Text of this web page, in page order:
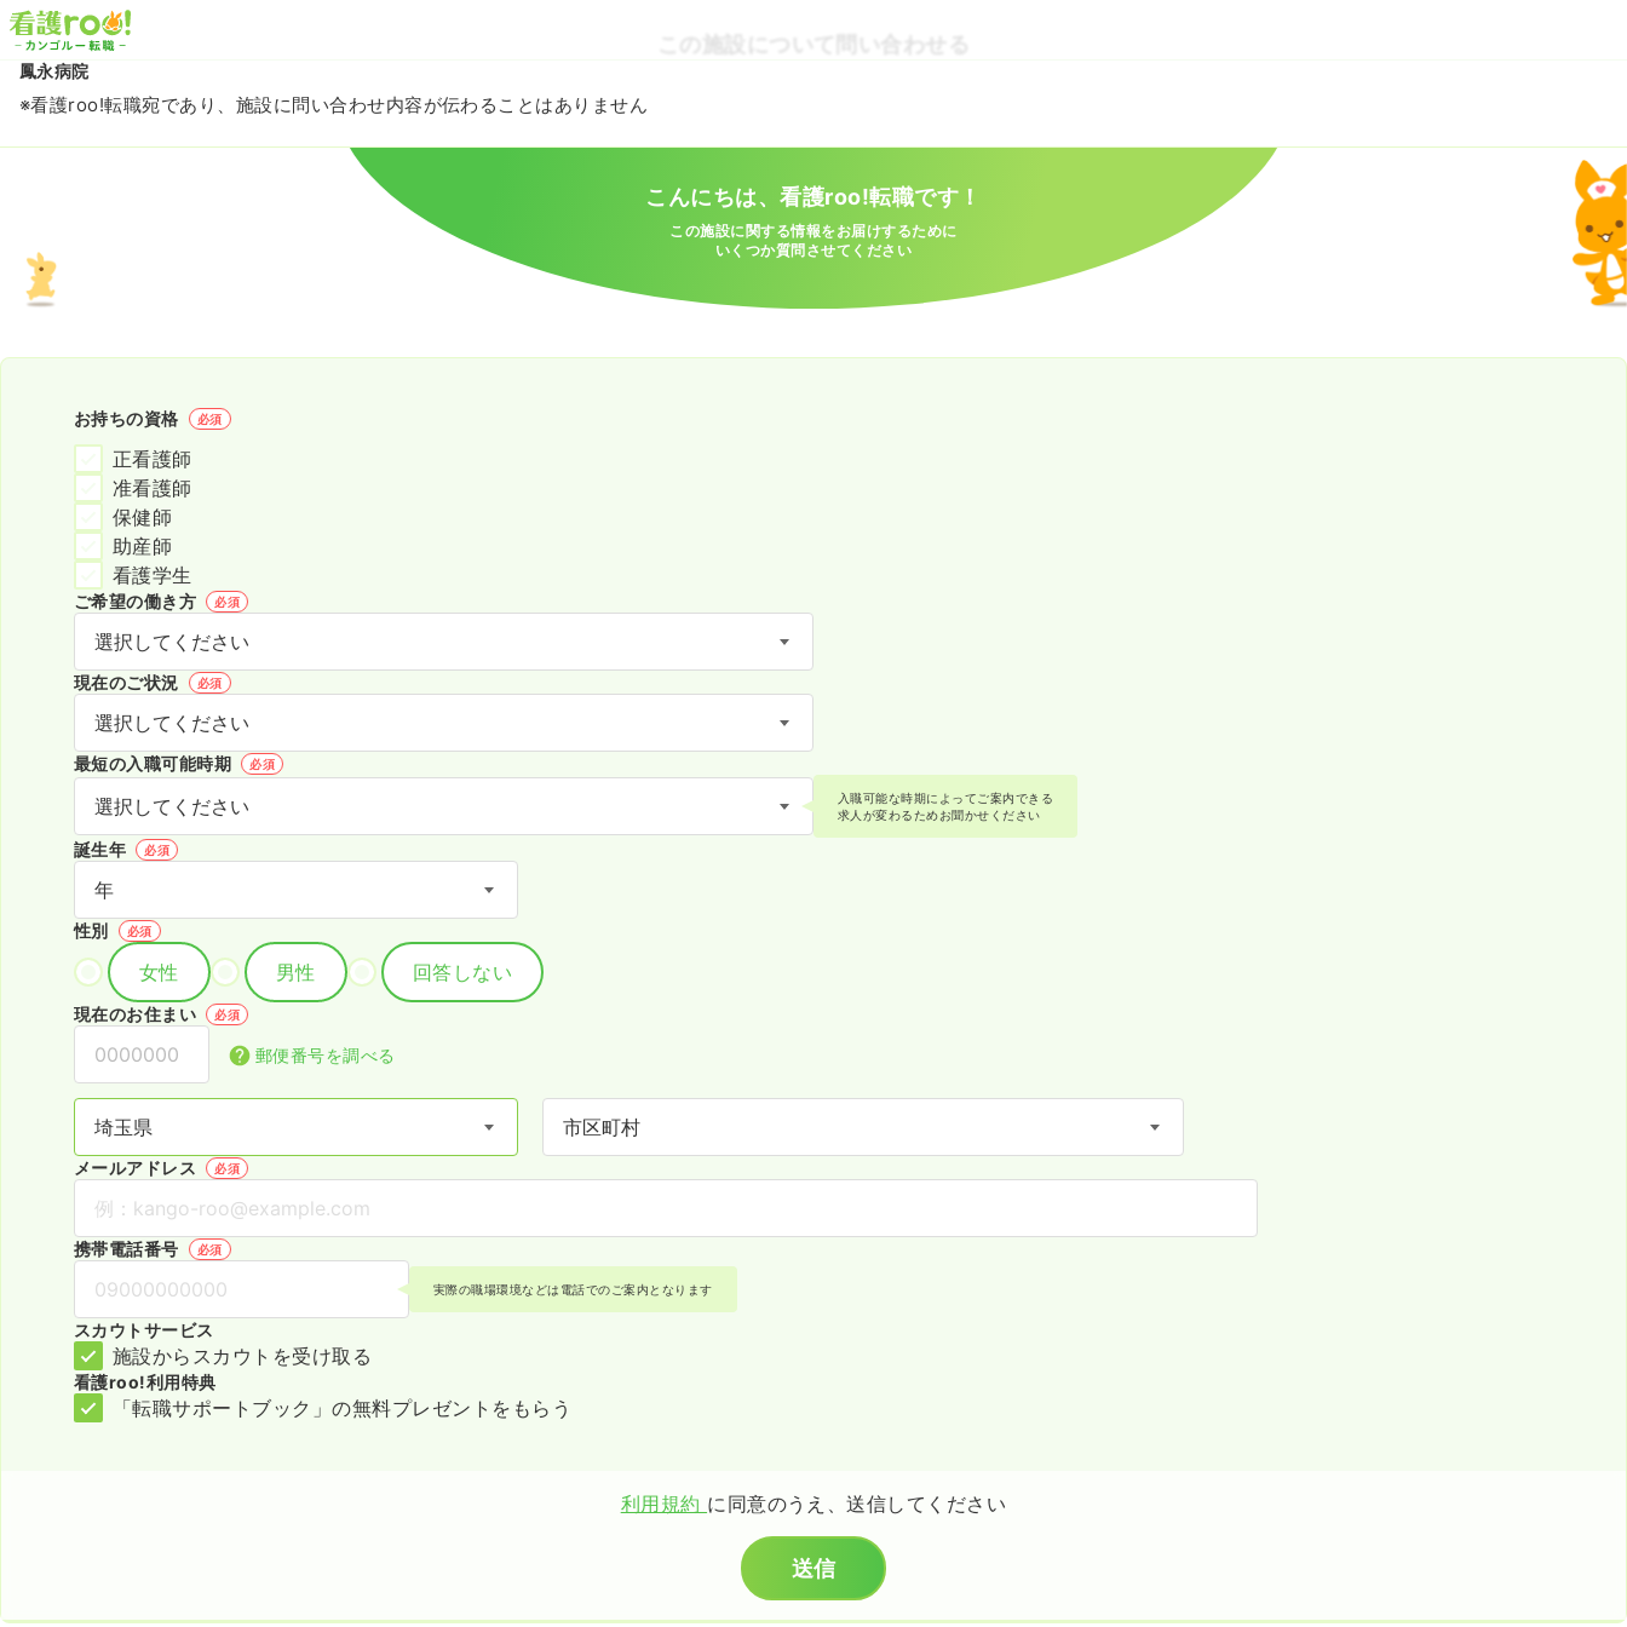
この施設について問い合わせる
鳳永病院
※看護roo!転職宛であり、施設に問い合わせ内容が伝わることはありません
こんにちは、看護roo!転職です！
この施設に関する情報をお届けするために
いくつか質問させてください
お持ちの資格 必須
正看護師
准看護師
保健師
助産師
看護学生
ご希望の働き方 必須
現在のご状況 必須
最短の入職可能時期 必須
入職可能な時期によってご案内できる
求人が変わるためお聞かせください
誕生年 必須
性別 必須
女性 男性 回答しない
現在のお住まい 必須
郵便番号を調べる
メールアドレス 必須
携帯電話番号 必須
実際の職場環境などは電話でのご案内となります
スカウトサービス
施設からスカウトを受け取る
看護roo!利用特典
「転職サポートブック」の無料プレゼントをもらう
利用規約 に同意のうえ、送信してください
送信